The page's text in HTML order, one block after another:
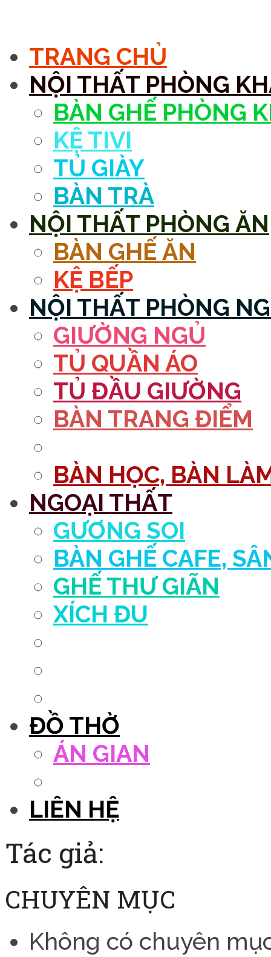
TRANG CHỦ
NỘI THẤT PHÒNG
BÀN GHẾ PHÒNG
KỆ TIVI
TỦ GIÀY
BÀN TRÀ
NỘI THẤT PHÒNG ĂN
BÀN GHẾ ĂN
KỆ BẾP
NỘI THẤT PHÒNG
GIƯỜNG NGỦ
TỦ QUẦN ÁO
TỦ ĐẦU GIƯỜNG
BÀN TRANG ĐIỂM
BÀN HỌC, BÀN
NGOẠI THẤT
GƯƠNG SOI
BÀN GHẾ CAFE,
GHẾ THƯ GIÃN
XÍCH ĐU
ĐỒ THỜ
ÁN GIAN
LIÊN HỆ
Tác giả:
CHUYÊN MỤC
Không có chuyên